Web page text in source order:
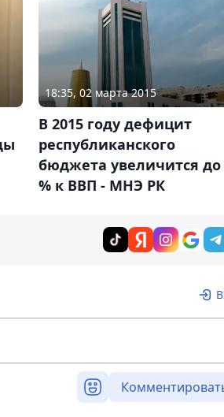
18:35, 02 марта 2015
В 2015 году дефицит
республиканского
бюджета увеличится до
% к ВВП - МНЭ РК